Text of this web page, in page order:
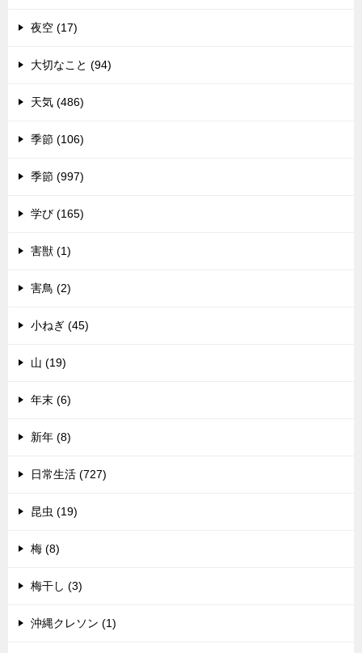
夜空 (17)
大切なこと (94)
天気 (486)
季節 (106)
季節 (997)
学び (165)
害獣 (1)
害鳥 (2)
小ねぎ (45)
山 (19)
年末 (6)
新年 (8)
日常生活 (727)
昆虫 (19)
梅 (8)
梅干し (3)
沖縄クレソン (1)